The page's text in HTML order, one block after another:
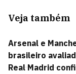
Veja também
Arsenal e
brasileiro
Real Madrid